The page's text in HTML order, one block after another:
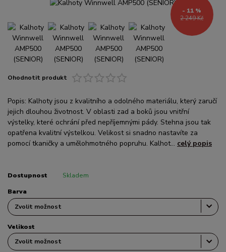
2 249 Kč
- 11 %
Ohodnotit produkt
Popis: Kalhoty jsou z kvalitního a odolného materiálu, který zaručí
jejich dlouhou životnost. V oblasti zad a boků jsou vnitřní
výstelky, které ochrání před nepříjemnými pády. Stehna jsou tak
opatřena kvalitní výstelkou. Velikost si snadno nastavíte za
pomocí tkaničky a umělohmotného popruhu. Kalhot... celý popis
Dostupnost Skladem
Barva
Velikost